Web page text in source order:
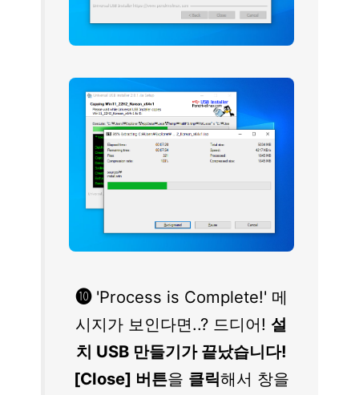
❿'Process is Complete!' 메
시지가 보인다면..? 드디어! 설
치 USB 만들기가 끝났습니다!
[Close] 버튼을 클릭해서 창을